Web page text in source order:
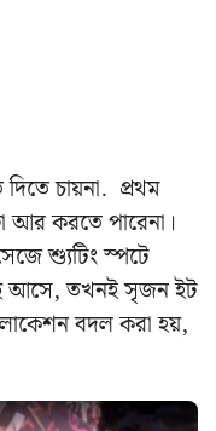
চায়না. প্রথম
আর করতে পারেনা।
শ্যুটিং স্পটে
আসে, তখনই সৃজন ইট
বদল করা হয়,